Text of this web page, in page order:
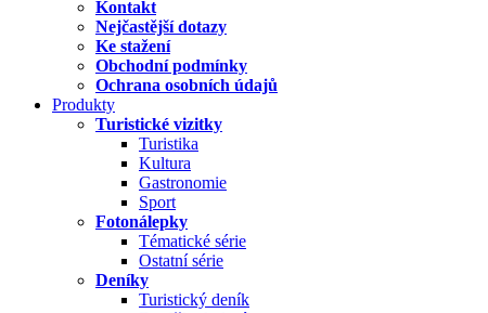
Kontakt
Nejčastější dotazy
Ke stažení
Obchodní podmínky
Ochrana osobních údajů
Produkty
Turistické vizitky
Turistika
Kultura
Gastronomie
Sport
Fotonálepky
Tématické série
Ostatní série
Deníky
Turistický deník